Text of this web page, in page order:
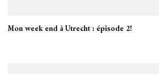
Mon week end à Utrecht : épisode 2!